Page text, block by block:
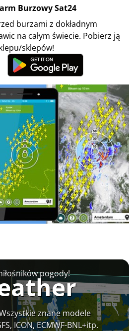
Burzowy Sat24
burzami z dokładnym
na całym świecie. Pobierz ją
sklepów!
pogody!
znane modele
ICON, ECMWF-BNL+itp.